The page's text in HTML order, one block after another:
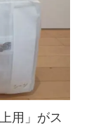
用」がス